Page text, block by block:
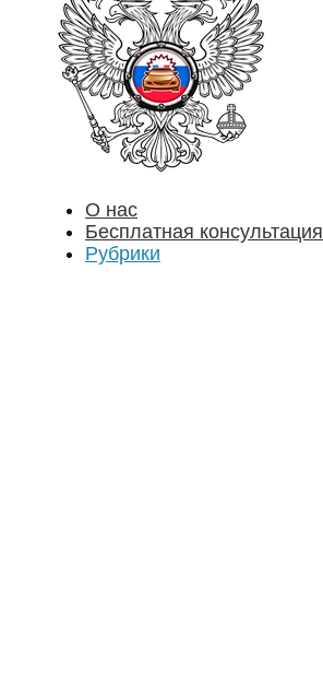
О нас
Бесплатная консультация
Рубрики